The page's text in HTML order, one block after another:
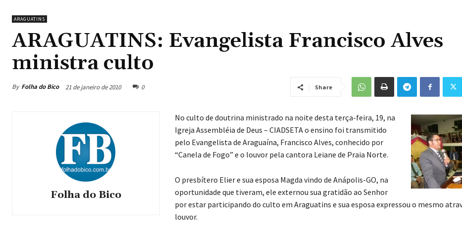
ARAGUATINS
ARAGUATINS: Evangelista Francisco Alves
ministra culto
By Folha do Bico 21 de janeiro de 2010 0 Share
Folha do Bico
No culto de doutrina ministrado na noite desta terça-feira, 19, na
Igreja Assembléia de Deus – CIADSETA o ensino foi transmitido
pelo Evangelista de Araguaína, Francisco Alves, conhecido por
“Canela de Fogo” e o louvor pela cantora Leiane de Praia Norte.
O presbítero Elier e sua esposa Magda vindo de Anápolis-GO, na
oportunidade que tiveram, ele externou sua gratidão ao Senhor
por estar participando do culto em Araguatins e sua esposa expressou o mesmo
louvor.